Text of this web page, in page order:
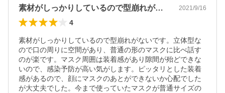
素材がしっかりしているので型崩れがない… 2021/9/16
4
素材がしっかりしているので型崩れがないです。立体型な
ので口の周りに空間があり、普通の形のマスクに比べ話す
のが楽です。マスク周囲は装着感があり隙間が殆どできな
いので、感染予防が高い気がします。ピッタリとした装着
感があるので、顔にマスクのあとができないか心配でした
が大丈夫でした。今まで使っていたマスクが普通サイズの